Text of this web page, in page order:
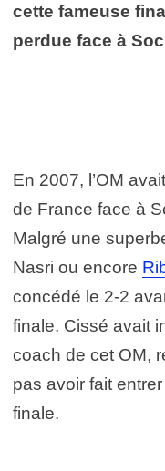
cette fameuse
perdue face à
En 2007, l’OM
de France face à
Malgré une
Nasri ou encore
concédé le 2-2
finale. Cissé avait
coach de cet OM,
pas avoir fait
finale.